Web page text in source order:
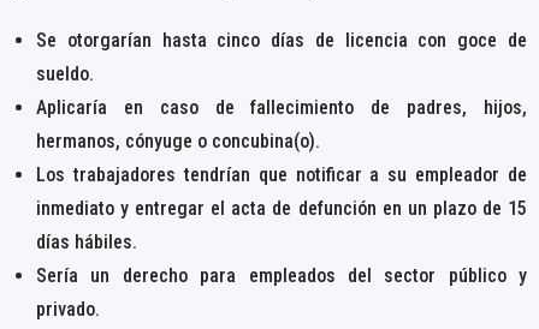
Se otorgarían hasta cinco días de licencia con goce de
sueldo.
Aplicaría en caso de fallecimiento de padres, hijos,
hermanos, cónyuge o concubina(o).
Los trabajadores tendrían que notificar a su empleador de
inmediato y entregar el acta de defunción en un plazo de 15
días hábiles.
Sería un derecho para empleados del sector público y
privado.